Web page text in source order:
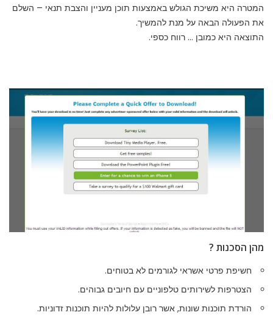
המטרה היא משיכת הגולש באמצעות תוכן מעניין והצבת תנאי – השלם
את הפעולה הבאה על מנת להמשיך.
התוצאה היא כמובן … רווח כספי.
מהן הסכנות ?
חשיפת פרטי אשראי לגורמים לא בטוחים.
הצטרפות לשירותים טלפוניים עם חיובים גבוהים.
הורדת תוכנות שונות, אשר רובן עלולות להיות תוכנות זדוניות.